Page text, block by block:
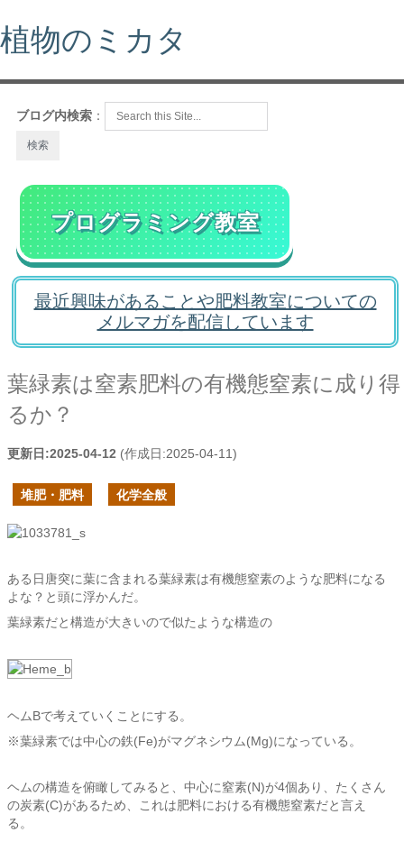
植物のミカタ
ブログ内検索 ：
プログラミング教室
最近興味があることや肥料教室についての
メルマガを配信しています
葉緑素は窒素肥料の有機態窒素に成り得
るか？
更新日:2025-04-12 (作成日:2025-04-11)
堆肥・肥料 化学全般
ある日唐突に葉に含まれる葉緑素は有機態窒素のような肥料になる
よな？と頭に浮かんだ。
葉緑素だと構造が大きいので似たような構造の
ヘムBで考えていくことにする。
※葉緑素では中心の鉄(Fe)がマグネシウム(Mg)になっている。
ヘムの構造を俯瞰してみると、中心に窒素(N)が4個あり、たくさん
の炭素(C)があるため、これは肥料における有機態窒素だと言え
る。